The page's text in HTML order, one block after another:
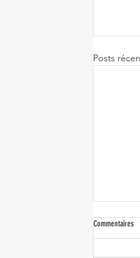
Posts
Commentaires